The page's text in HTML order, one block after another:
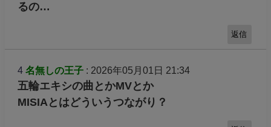
るの…
返信
4 名無しの王子: 2026年05月01日 21:34
五輪エキシの曲とかMVとか
MISIAとはどういうつながり？